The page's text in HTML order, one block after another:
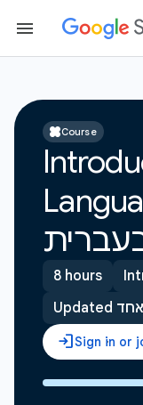
Course
8 hours